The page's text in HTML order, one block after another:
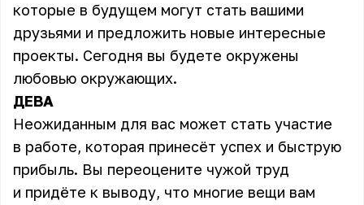
которые в будущем могут стать вашими
друзьями и предложить новые интересные
проекты. Сегодня вы будете окружены
любовью окружающих.
ДЕВА
Неожиданным для вас может стать участие
в работе, которая принесёт успех и быструю
прибыль. Вы переоцените чужой труд
и придёте к выводу, что многие вещи вам